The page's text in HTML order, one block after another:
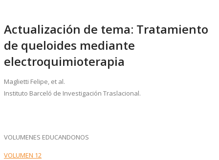
Actualización de tema: Tratamiento
de queloides mediante
electroquimioterapia
Maglietti Felipe, et al.
Instituto Barceló de Investigación Traslacional.
VOLUMENES EDUCANDONOS
VOLUMEN 12